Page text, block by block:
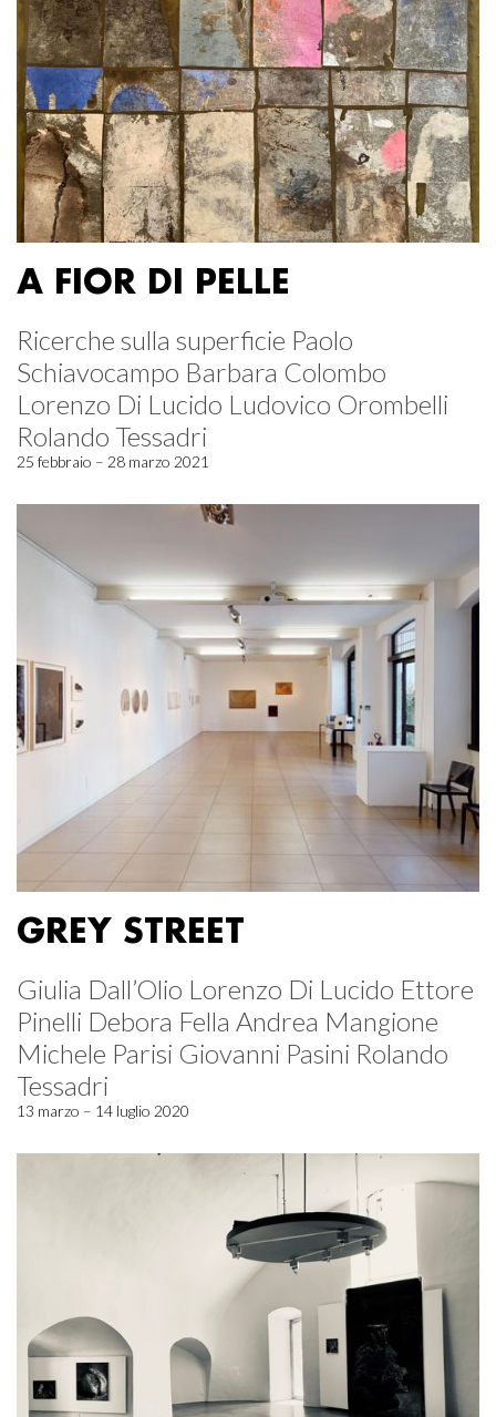
A FIOR DI PELLE
Ricerche sulla superficie Paolo
Schiavocampo Barbara Colombo
Lorenzo Di Lucido Ludovico Orombelli
Rolando Tessadri
25 febbraio – 28 marzo 2021
GREY STREET
Giulia Dall’Olio Lorenzo Di Lucido Ettore
Pinelli Debora Fella Andrea Mangione
Michele Parisi Giovanni Pasini Rolando
Tessadri
13 marzo – 14 luglio 2020